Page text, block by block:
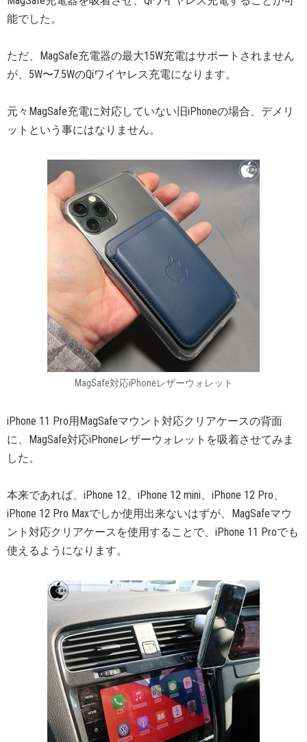
能でした。
ただ、MagSafe充電器の最大15W充電はサポートされません
が、5W〜7.5WのQiワイヤレス充電になります。
元々MagSafe充電に対応していない旧iPhoneの場合、デメリ
ットという事にはなりません。
MagSafe対応iPhoneレザーウォレット
iPhone 11 Pro用MagSafeマウント対応クリアケースの背面
に、MagSafe対応iPhoneレザーウォレットを吸着させてみま
した。
本来であれば、iPhone 12、iPhone 12 mini、iPhone 12 Pro、
iPhone 12 Pro Maxでしか使用出来ないはずが、MagSafeマウ
ント対応クリアケースを使用することで、iPhone 11 Proでも
使えるようになります。